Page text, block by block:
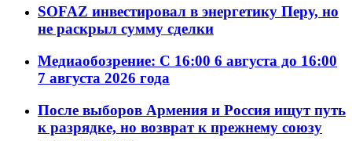
SOFAZ инвестировал в энергетику Перу, но
не раскрыл сумму сделки
Медиаобозрение: С 16:00 6 августа до 16:00
7 августа 2026 года
После выборов Армения и Россия ищут путь
к разрядке, но возврат к прежнему союзу